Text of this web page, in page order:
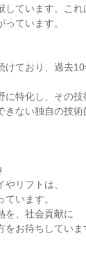
しています。これ
ています。
けており、過去
に特化し、その
きない独自の技
リフトは、
います。
を、社会貢献に
お待ちしていま